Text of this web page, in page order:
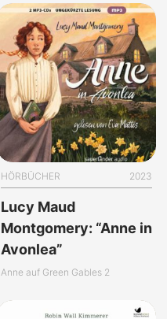
HÖRBÜCHER 2023
Lucy Maud
Montgomery: “Anne in
Avonlea”
Anne auf Green Gables 2